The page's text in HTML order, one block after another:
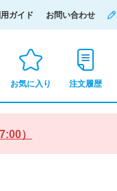
ガイド お問い合わせ
お気に入り 注文履歴
）